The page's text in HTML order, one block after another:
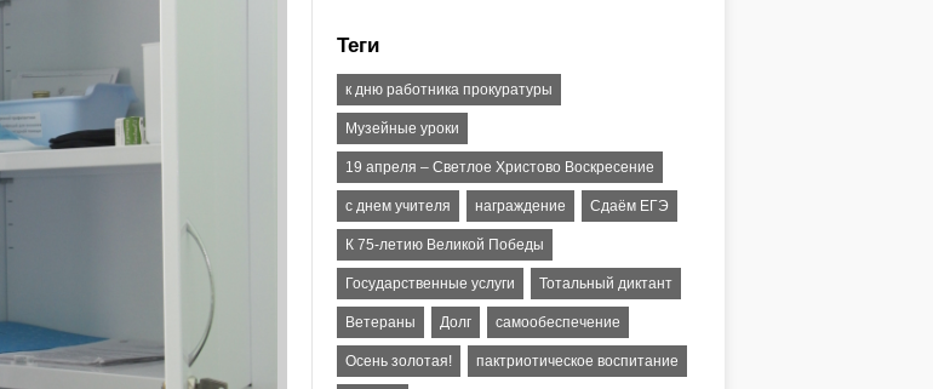
Теги
к дню работника прокуратуры
Музейные уроки
19 апреля – Светлое Христово Воскресение
с днем учителя награждение Сдаём ЕГЭ
К 75-летию Великой Победы
Государственные услуги Тотальный диктант
Ветераны Долг самообеспечение
Осень золотая! пактриотическое воспитание